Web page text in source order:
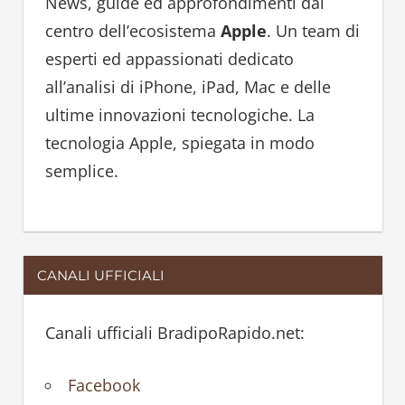
centro dell’ecosistema Apple. Un team di
esperti ed appassionati dedicato
all’analisi di iPhone, iPad, Mac e delle
ultime innovazioni tecnologiche. La
tecnologia Apple, spiegata in modo
semplice.
CANALI UFFICIALI
Canali ufficiali BradipoRapido.net:
Facebook